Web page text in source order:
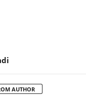
AUTHOR